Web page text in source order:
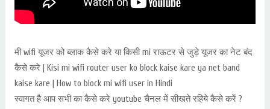
मी wifi यूजर को ब्लाक कैसे करे या किसी mi राऊटर से जुड़े यूजर का नेट बंद
कैसे करे | Kisi mi wifi router user ko block kaise kare ya net band
kaise kare | How to block mi wifi user in Hindi
स्वागत है आप सभी का कैसे करे youtube चैनल में सीखते रहिये कैसे करें ?